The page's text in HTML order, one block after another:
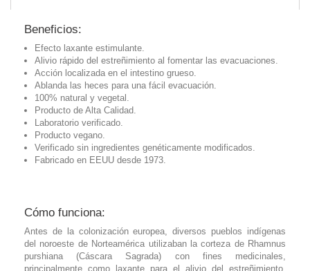
Beneficios:
Efecto laxante estimulante.
Alivio rápido del estreñimiento al fomentar las evacuaciones.
Acción localizada en el intestino grueso.
Ablanda las heces para una fácil evacuación.
100% natural y vegetal.
Producto de Alta Calidad.
Laboratorio verificado.
Producto vegano.
Verificado sin ingredientes genéticamente modificados.
Fabricado en EEUU desde 1973.
Cómo funciona:
Antes de la colonización europea, diversos pueblos indígenas
del noroeste de Norteamérica utilizaban la corteza de Rhamnus
purshiana (Cáscara Sagrada) con fines medicinales,
principalmente como laxante para el alivio del estreñimiento.